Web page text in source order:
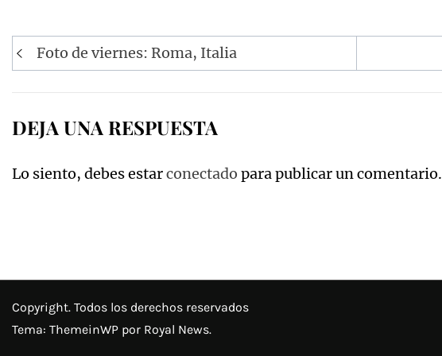
Navegación
de
Foto de viernes: Roma, Italia
DEJA UNA RESPUESTA
Lo siento, debes estarconectado para publicar un comentario.
Copyright. Todos los derechos reservados
Tema: ThemeinWP por Royal News.